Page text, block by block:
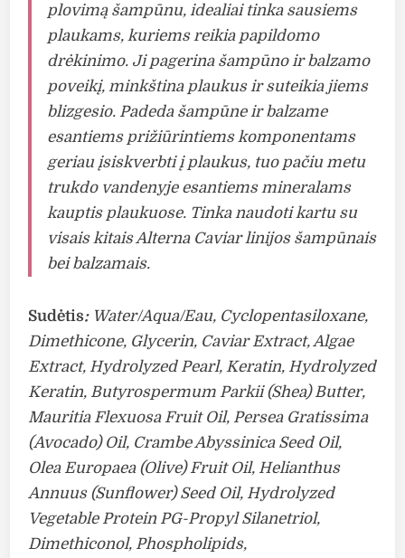
plovimą šampūnu, idealiai tinka sausiems
plaukams, kuriems reikia papildomo
drėkinimo. Ji pagerina šampūno ir balzamo
poveikį, minkština plaukus ir suteikia jiems
blizgesio. Padeda šampūne ir balzame
esantiems prižiūrintiems komponentams
geriau įsiskverbti į plaukus, tuo pačiu metu
trukdo vandenyje esantiems mineralams
kauptis plaukuose. Tinka naudoti kartu su
visais kitais Alterna Caviar linijos šampūnais
bei balzamais.
Sudėtis: Water/Aqua/Eau, Cyclopentasiloxane,
Dimethicone, Glycerin, Caviar Extract, Algae
Extract, Hydrolyzed Pearl, Keratin, Hydrolyzed
Keratin, Butyrospermum Parkii (Shea) Butter,
Mauritia Flexuosa Fruit Oil, Persea Gratissima
(Avocado) Oil, Crambe Abyssinica Seed Oil,
Olea Europaea (Olive) Fruit Oil, Helianthus
Annuus (Sunflower) Seed Oil, Hydrolyzed
Vegetable Protein PG-Propyl Silanetriol,
Dimethiconol, Phospholipids,